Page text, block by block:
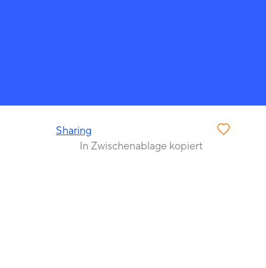
Sharing
In Zwischenablage kopiert